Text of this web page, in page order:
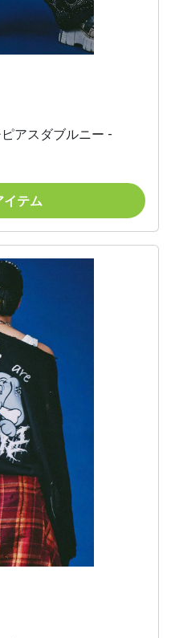
アスダブルニー -
イテム